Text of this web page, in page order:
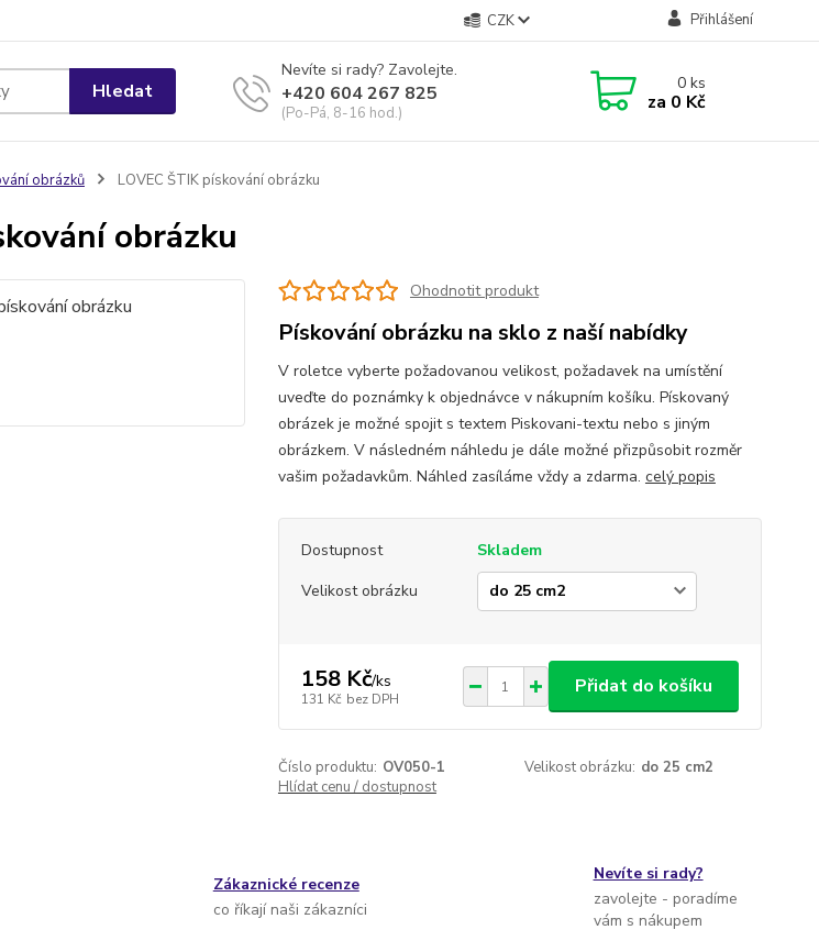
CZK Přihlášení
Hledat
Nevíte si rady? Zavolejte.
+420 604 267 825
(Po-Pá, 8-16 hod.)
0ks
za 0 Kč
obrázků LOVEC ŠTIK pískování obrázku
obrázku
Ohodnotit produkt
Pískování obrázku na sklo z naší nabídky
V roletce vyberte požadovanou velikost, požadavek na umístění
uveďte do poznámky k objednávce v nákupním košíku. Pískovaný
obrázek je možné spojit s textem Piskovani-textu nebo s jiným
obrázkem. V následném náhledu je dále možné přizpůsobit rozměr
vašim požadavkům. Náhled zasíláme vždy a zdarma. celý popis
Dostupnost
Skladem
Velikost obrázku
158 Kč/ks
131 Kč bez DPH
Přidat do košíku
Číslo produktu: OV050-1 Velikost obrázku: do 25 cm2
Hlídat cenu / dostupnost
Zákaznické recenze
co říkají naši zákazníci
Nevíte si rady?
zavolejte - poradíme
vám s nákupem